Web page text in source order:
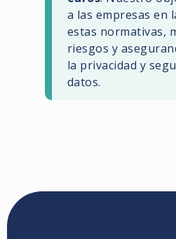
a las empresas en
estas normativas,
riesgos y
la privacidad y
datos.